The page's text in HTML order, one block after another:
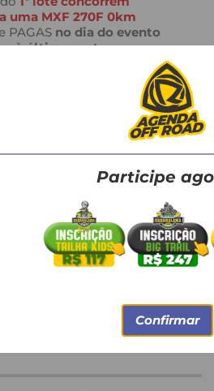
uma MXF 270F 0km
PAGAS no dia do evento
à última moto
em
uma única urna
PELO LOTE E DATA DE
após o término das trilhas, em
trata de rifa ou sorteio público,
entre inscritos.
NA
acompanhante
concorrer às motos
acesso ao parque e shows
camiseta + cupons de
Participe
Confirmar